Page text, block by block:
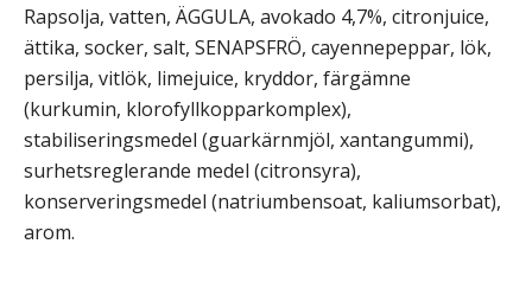
Rapsolja, vatten, ÄGGULA, avokado 4,7%, citronjuice,
ättika, socker, salt, SENAPSFRÖ, cayennepeppar, lök,
persilja, vitlök, limejuice, kryddor, färgämne
(kurkumin, klorofyllkopparkomplex),
stabiliseringsmedel (guarkärnmjöl, xantangummi),
surhetsreglerande medel (citronsyra),
konserveringsmedel (natriumbensoat, kaliumsorbat),
arom.